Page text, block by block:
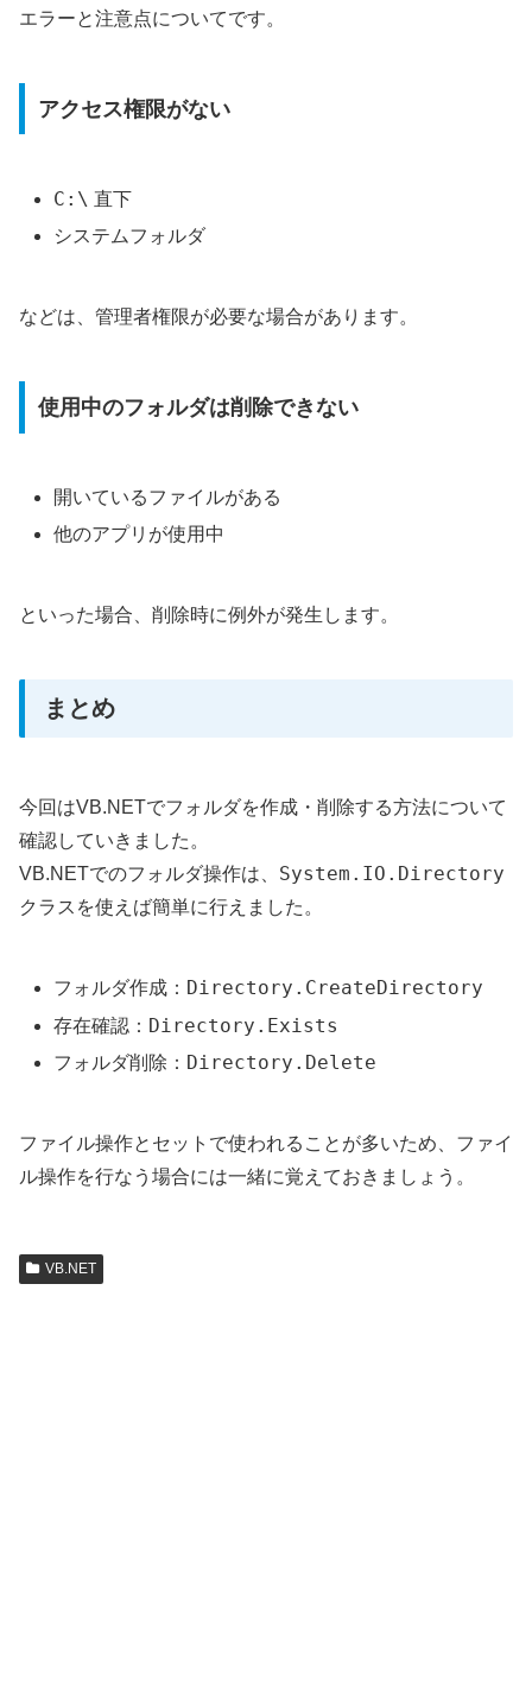
エラーと注意点についてです。
アクセス権限がない
C:\ 直下
システムフォルダ
などは、管理者権限が必要な場合があります。
使用中のフォルダは削除できない
開いているファイルがある
他のアプリが使用中
といった場合、削除時に例外が発生します。
まとめ
今回はVB.NETでフォルダを作成・削除する方法について
確認していきました。
VB.NETでのフォルダ操作は、 System.IO.Directory
クラスを使えば簡単に行えました。
フォルダ作成： Directory.CreateDirectory
存在確認： Directory.Exists
フォルダ削除： Directory.Delete
ファイル操作とセットで使われることが多いため、ファイ
ル操作を行なう場合には一緒に覚えておきましょう。
VB.NET